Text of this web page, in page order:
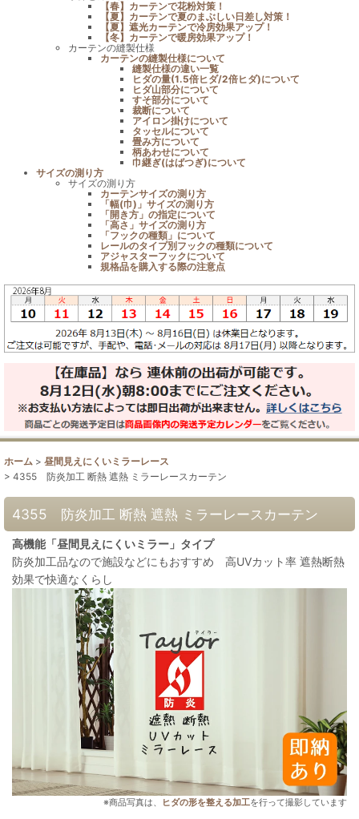
【春】カーテンで花粉対策！
【夏】カーテンで夏のまぶしい日差し対策！
【夏】遮光カーテンで冷房効果アップ！
【冬】カーテンで暖房効果アップ！
カーテンの縫製仕様
カーテンの縫製仕様について
縫製仕様の違い一覧
ヒダの量(1.5倍ヒダ/2倍ヒダ)について
ヒダ山部分について
すそ部分について
裁断について
アイロン掛けについて
タッセルについて
畳み方について
柄あわせについて
巾継ぎ(はばつぎ)について
サイズの測り方
サイズの測り方
カーテンサイズの測り方
「幅(巾)」サイズの測り方
「開き方」の指定について
「高さ」サイズの測り方
「フックの種類」について
レールのタイプ別フックの種類について
アジャスターフックについて
規格品を購入する際の注意点
ホーム > 昼間見えにくいミラーレース
> 4355 防炎加工 断熱 遮熱 ミラーレースカーテン
4355 防炎加工 断熱 遮熱 ミラーレースカーテン
高機能「昼間見えにくいミラー」タイプ
防炎加工品なので施設などにもおすすめ 高UVカット率 遮熱断熱
効果で快適なくらし
※商品写真は、 ヒダの形を整える加工を行って撮影しています